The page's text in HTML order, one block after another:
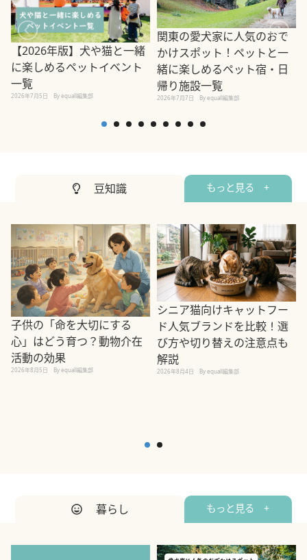
【2026年版】犬や猫と一緒
に楽しめるペットイベント
一覧
2026年7月5日 By equall編集部
関東の愛犬家に人気のおで
かけスポット！ペットと一
緒に楽しめるペット宿・日
帰り施設一覧
2026年7月7日 By equall編集部
豆知識 もっと見る +
子供の「命を大切にする
心」はどう育つ？動物介在
活動の効果
2026年8月5日 By equall編集部
シニア猫向けキャットフー
ド人気ブランドを比較！選
び方や切り替えの注意点も
解説
2026年8月4日 By equall編集部
暮らし もっと見る +